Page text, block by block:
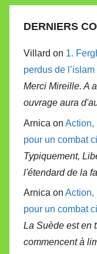
DERNIERS
Villard on 1.
perdus de
Merci Mireille. A
ouvrage aura
Arnica on Action,
pour un combat
Typiquement,
l'étendard de la
Arnica on Action,
pour un combat
La Suède est en
commencent à